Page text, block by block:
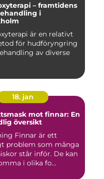
– framtidens
i
är en relativt
för hudföryngring
av diverse
18. jan
mot finnar: En
översikt
är ett
problem som många
står inför. De kan
i olika fo...